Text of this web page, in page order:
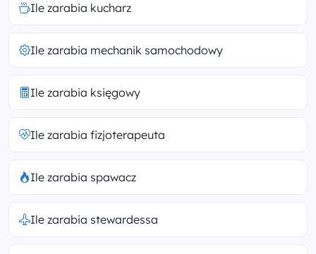
Ile zarabia kucharz
Ile zarabia mechanik samochodowy
Ile zarabia księgowy
Ile zarabia fizjoterapeuta
Ile zarabia spawacz
Ile zarabia stewardessa